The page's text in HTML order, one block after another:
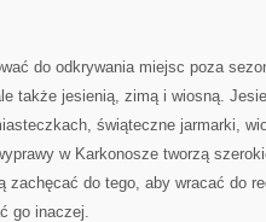
do odkrywania miejsc poza
także jesienią, zimą i wiosną.
świąteczne jarmarki,
w Karkonosze tworzą
zachęcać do tego, aby wracać do
go inaczej.